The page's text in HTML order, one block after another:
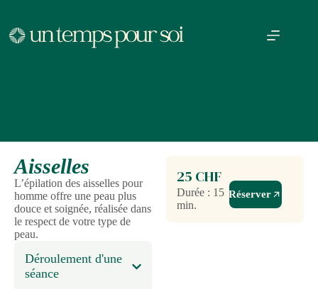
Aisselles
L’épilation des aisselles pour
homme offre une peau plus
douce et soignée, réalisée dans
le respect de votre type de
peau.
Déroulement d'une
séance
25 CHF
Durée : 15
min.
Réserver